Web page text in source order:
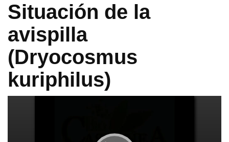
Situación de la
avispilla
(Dryocosmus
kuriphilus)